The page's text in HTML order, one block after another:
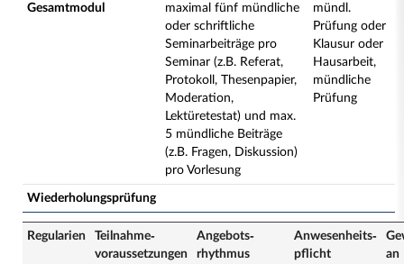
Gesamtmodul
maximal fünf mündliche
oder schriftliche
Seminarbeiträge pro
Seminar (z.B. Referat,
Protokoll, Thesenpapier,
Moderation,
Lektüretestat) und max.
5 mündliche Beiträge
(z.B. Fragen, Diskussion)
pro Vorlesung
mündl.
Prüfung oder
Klausur oder
Hausarbeit,
mündliche
Prüfung
Wiederholungsprüfung
Regularien
Teilnahme­
voraussetzungen
Angebots­
rhythmus
Anwesenheits­
pflicht
an